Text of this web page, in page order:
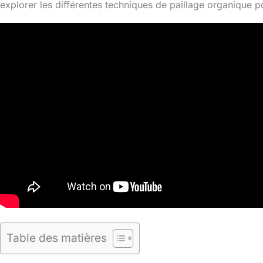
explorer les différentes techniques de paillage organique
Table des matières